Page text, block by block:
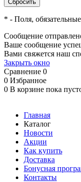
* - Поля,
Сообщение
Ваше сообщение
Вами свяжется наш
Закрыть окно
Сравнение 0
0 Избранное
0 В корзине пока
Главная
Каталог
Новости
Акции
Как купить
Доставка
Бонусная
Контакты